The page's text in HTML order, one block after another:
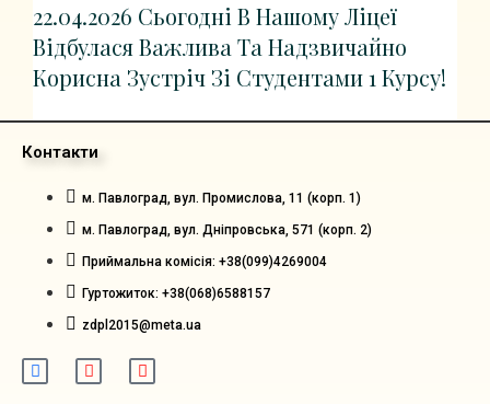
22.04.2026 Сьогодні В Нашому Ліцеї
Відбулася Важлива Та Надзвичайно
Корисна Зустріч Зі Студентами 1 Курсу!
Контакти
м. Павлоград, вул. Промислова, 11 (корп. 1)
м. Павлоград, вул. Дніпровська, 571 (корп. 2)
Приймальна комісія: +38(099)4269004
Гуртожиток: +38(068)6588157
zdpl2015@meta.ua